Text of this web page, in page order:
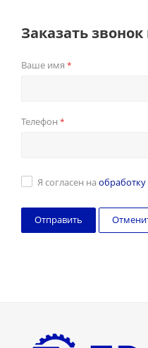
Заказать
Ваше имя *
Телефон *
Я согласен на